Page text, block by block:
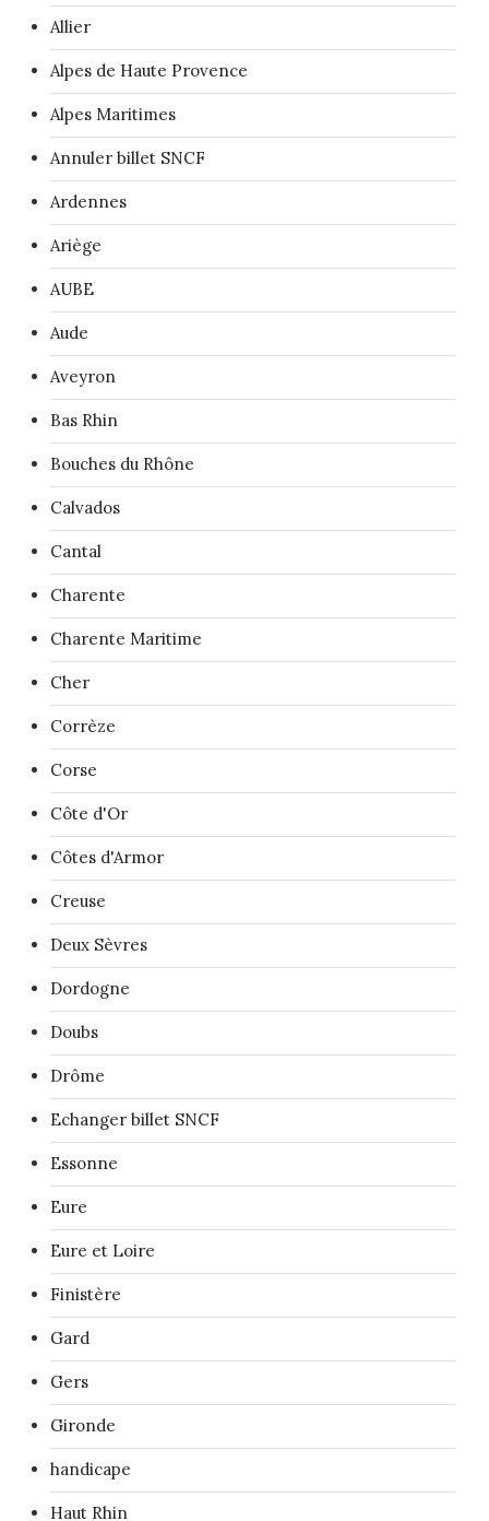
Allier
Alpes de Haute Provence
Alpes Maritimes
Annuler billet SNCF
Ardennes
Ariège
AUBE
Aude
Aveyron
Bas Rhin
Bouches du Rhône
Calvados
Cantal
Charente
Charente Maritime
Cher
Corrèze
Corse
Côte d'Or
Côtes d'Armor
Creuse
Deux Sèvres
Dordogne
Doubs
Drôme
Echanger billet SNCF
Essonne
Eure
Eure et Loire
Finistère
Gard
Gers
Gironde
handicape
Haut Rhin